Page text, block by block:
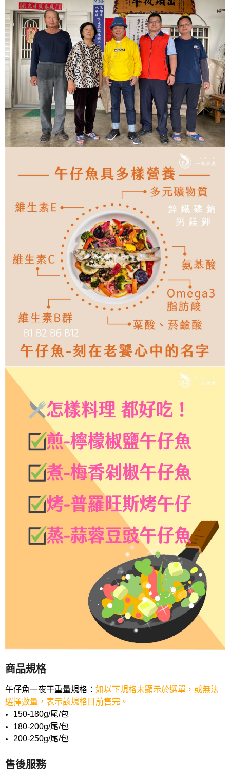
商品規格
午仔魚一夜干重量規格： 如以下規格未顯示於選單，或無法
選擇數量，表示該規格目前售完。
150-180g/尾/包
180-200g/尾/包
200-250g/尾/包
售後服務